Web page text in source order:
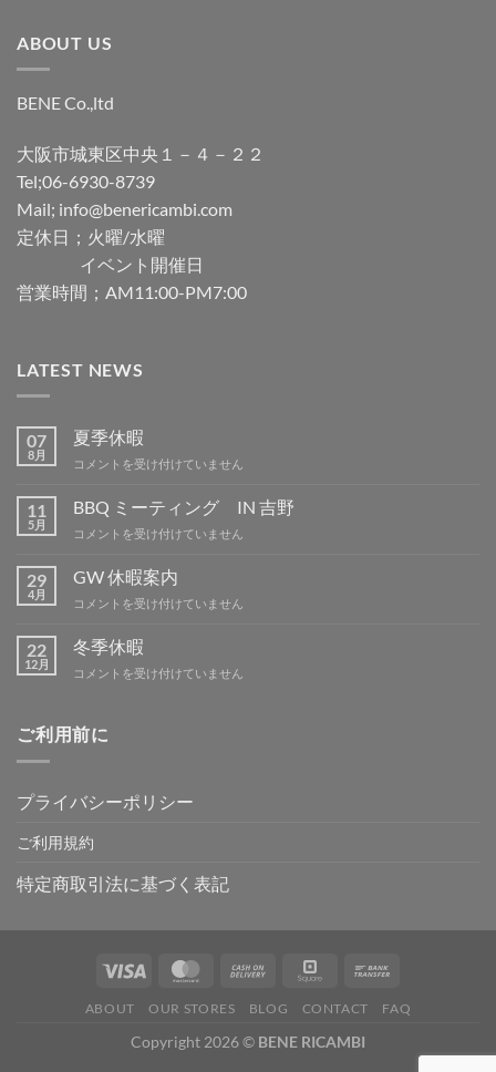
ABOUT US
BENE Co.,ltd
大阪市城東区中央１－４－２２
Tel;06-6930-8739
Mail; info@benericambi.com
定休日；火曜/水曜
イベント開催日
営業時間；AM11:00-PM7:00
LATEST NEWS
07
8月
夏季休暇
夏
休
は
コメントを受け付けていません
11
5月
BBQ ミーティング IN 吉野
BBQ
ー
ィ
グ
吉
コメントを受け付けていません
29
4月
GW 休暇案内
GW
暇
案
内
コメントを受け付けていません
22
12月
冬季休暇
冬
暇
は
コメントを受け付けていません
ご利用前に
プライバシーポリシー
ご利用規約
特定商取引法に基づく表記
ABOUT OUR STORES BLOG CONTACT FAQ
Copyright 2026 © BENE RICAMBI